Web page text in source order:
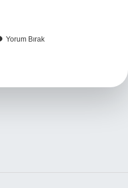
Yorum Bırak